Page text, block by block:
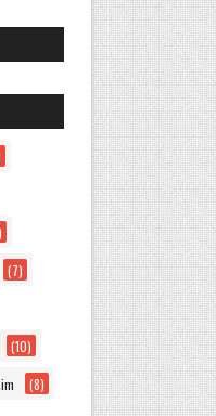
(7)
(10)
(8)